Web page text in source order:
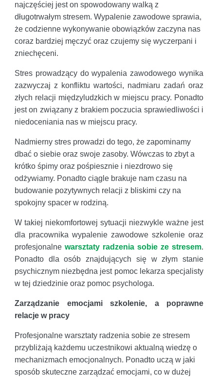
najczęściej jest on spowodowany walką z
długotrwałym stresem. Wypalenie zawodowe sprawia,
że codzienne wykonywanie obowiązków zaczyna nas
coraz bardziej męczyć oraz czujemy się wyczerpani i
zniechęceni.
Stres prowadzący do wypalenia zawodowego wynika
zazwyczaj z konfliktu wartości, nadmiaru zadań oraz
złych relacji międzyludzkich w miejscu pracy. Ponadto
jest on związany z brakiem poczucia sprawiedliwości i
niedoceniania nas w miejscu pracy.
Nadmierny stres prowadzi do tego, że zapominamy
dbać o siebie oraz swoje zasoby. Wówczas to zbyt a
krótko śpimy oraz pośpiesznie i niezdrowo się
odżywiamy. Ponadto ciągle brakuje nam czasu na
budowanie pozytywnych relacji z bliskimi czy na
spokojny spacer w rodziną.
W takiej niekomfortowej sytuacji niezwykle ważne jest
dla pracownika wypalenie zawodowe szkolenie oraz
profesjonalne warsztaty radzenia sobie ze stresem.
Ponadto dla osób znajdujących się w złym stanie
psychicznym niezbędna jest pomoc lekarza specjalisty
w tej dziedzinie oraz pomoc psychologa.
Zarządzanie emocjami szkolenie, a poprawne
relacje w pracy
Profesjonalne warsztaty radzenia sobie ze stresem
przybliżają każdemu uczestnikowi aktualną wiedzę o
mechanizmach emocjonalnych. Ponadto uczą w jaki
sposób skuteczne zarządzać emocjami, co w dużej